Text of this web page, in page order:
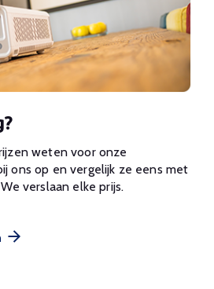
weten voor onze
ons op en vergelijk ze eens met
verslaan elke prijs.